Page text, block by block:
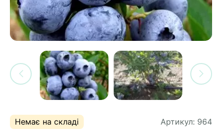
лохини
Немає на складі Артикул: 964